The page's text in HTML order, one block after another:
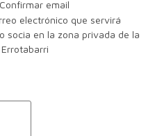
Confirmar email
electrónico que servirá
socia en la zona privada de la